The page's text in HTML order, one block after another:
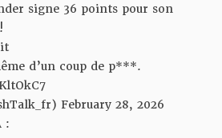
signe 36 points pour son
d’un coup de p***.
February 28, 2026
: